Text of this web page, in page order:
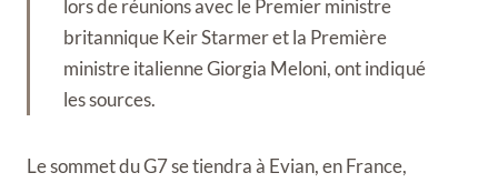
lors de réunions avec le Premier ministre
britannique Keir Starmer et la Première
ministre italienne Giorgia Meloni, ont indiqué
les sources.
Le sommet du G7 se tiendra à Evian, en France,